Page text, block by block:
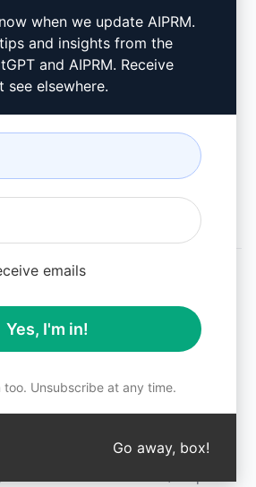
and registered trademarks are the
of their respective owners.
brand names are registered
laws.
use is prohibited, and may be a
and state trademark laws. ↑
when we update AIPRM.
and insights from the
and AIPRM. Receive
elsewhere.
emails
Yes, I'm in!
too. Unsubscribe at any time.
Go away, box!